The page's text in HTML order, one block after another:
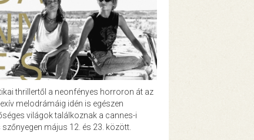
thrillertől a neonfényes horroron át az
melodrámáig idén is egészen
világok találkoznak a cannes-i
május 12. és 23. között.